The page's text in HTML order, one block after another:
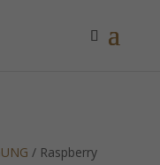
/ Raspberry